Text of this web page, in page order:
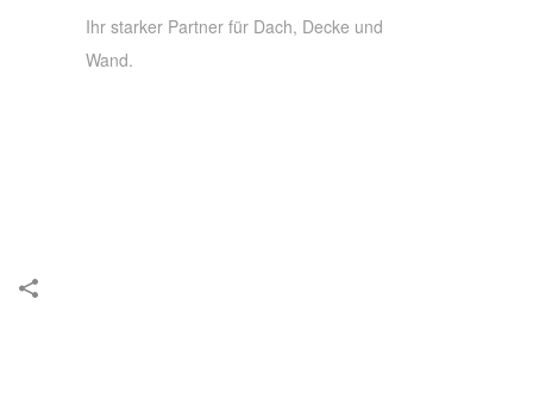
Ihr starker Partner für Dach, Decke und
Wand.